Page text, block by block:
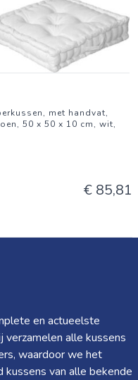
met handvat,
50 x 50 x 10 cm, wit,
€ 85,81
en actueelste
verzamelen alle kussens
waardoor we het
van alle bekende